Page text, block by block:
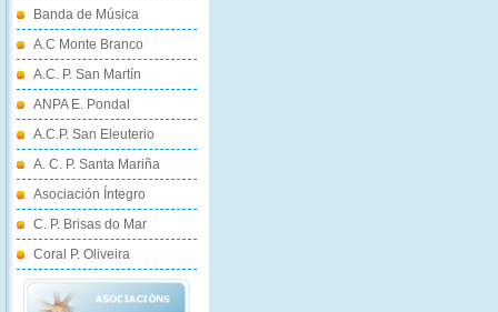
Banda de Música
A.C Monte Branco
A.C. P. San Martín
ANPA E. Pondal
A.C.P. San Eleuterio
A. C. P. Santa Mariña
Asociación Íntegro
C. P. Brisas do Mar
Coral P. Oliveira